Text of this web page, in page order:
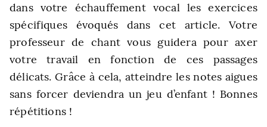
dans votre échauffement vocal les exercices
spécifiques évoqués dans cet article. Votre
professeur de chant vous guidera pour axer
votre travail en fonction de ces passages
délicats. Grâce à cela, atteindre les notes aigues
sans forcer deviendra un jeu d’enfant ! Bonnes
répétitions !